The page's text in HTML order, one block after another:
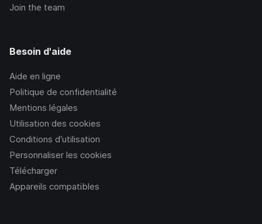
Join the team
Besoin d'aide
Aide en ligne
Politique de confidentialité
Mentions légales
Utilisation des cookies
Conditions d’utilisation
Personnaliser les cookies
Télécharger
Appareils compatibles